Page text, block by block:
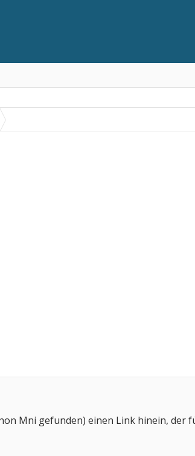
Mni gefunden) einen Link hinein, der